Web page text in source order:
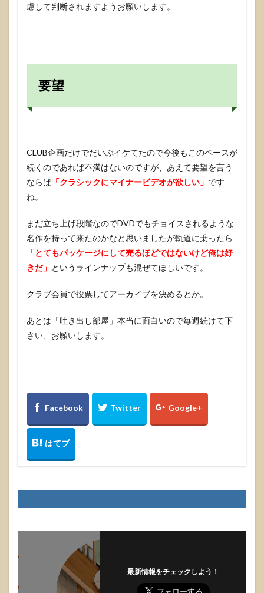
慮して判断されますようお願いします。
要望
CLUB企画だけでだいぶイケてたので今後もこのペースが
続くのであれば不満はないのですが、あえて要望を言う
ならば「クラシックにマイナービデオが欲しい」 です
ね。
まだ立ち上げ段階なのでDVDでもチョイスされるような
名作を持って来たのかなと思いましたが軌道に乗ったら
「とてもパッケージにして売るほどではないけど俺は好
きだ」 というラインナップも混ぜてほしいです。
クラブ会員で投票してアーカイブを決めるとか。
あとは「吐き出し部屋」本当に面白いので毎週続けて下
さい、お願いします。
最新情報をチェックしよう！